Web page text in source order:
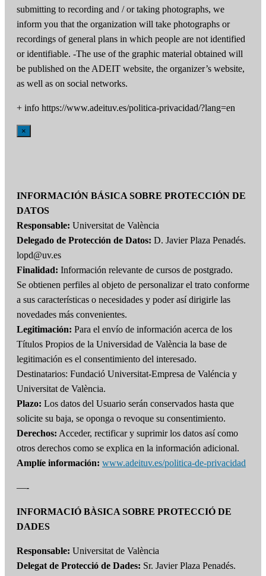
submitting to recording and / or taking photographs, we
inform you that the organization will take photographs or
recordings of general plans in which people are not identified
or identifiable. -The use of the graphic material obtained will
be published on the ADEIT website, the organizer’s website,
as well as on social networks.
+ info https://www.adeituv.es/politica-privacidad/?lang=en
×
INFORMACIÓN BÁSICA SOBRE PROTECCIÓN DE
DATOS
Responsable: Universitat de València
Delegado de Protección de Datos: D. Javier Plaza Penadés.
lopd@uv.es
Finalidad: Información relevante de cursos de postgrado.
Se obtienen perfiles al objeto de personalizar el trato conforme
a sus características o necesidades y poder así dirigirle las
novedades más convenientes.
Legitimación: Para el envío de información acerca de los
Títulos Propios de la Universidad de València la base de
legitimación es el consentimiento del interesado.
Destinatarios: Fundació Universitat-Empresa de Valéncia y
Universitat de València.
Plazo: Los datos del Usuario serán conservados hasta que
solicite su baja, se oponga o revoque su consentimiento.
Derechos: Acceder, rectificar y suprimir los datos así como
otros derechos como se explica en la información adicional.
Amplíe información: www.adeituv.es/politica-de-privacidad
—-
INFORMACIÓ BÀSICA SOBRE PROTECCIÓ DE
DADES
Responsable: Universitat de València
Delegat de Protecció de Dades: Sr. Javier Plaza Penadés.